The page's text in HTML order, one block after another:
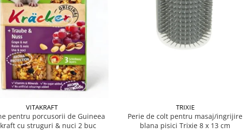
VITAKRAFT
pentru porcusorii de Guineea
cu struguri & nuci 2 buc
TRIXIE
Perie de colt pentru masaj/ingrijire
blana pisici Trixie 8 x 13 cm